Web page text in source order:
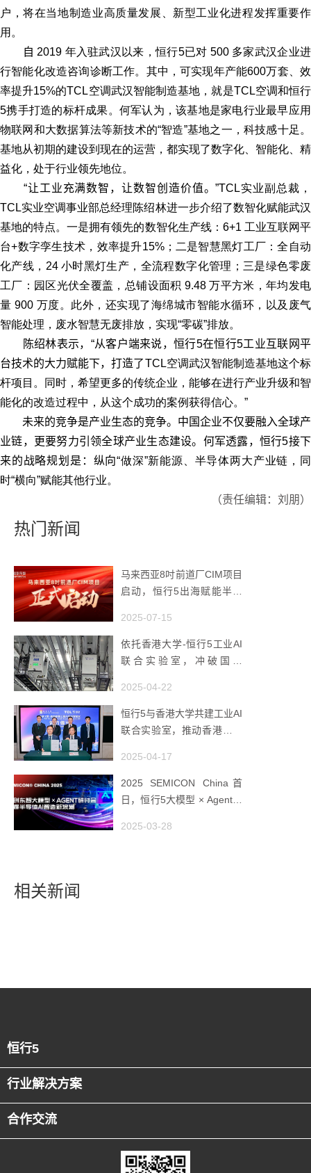
户，将在当地制造业高质量发展、新型工业化进程发挥重要作
用。
自 2019 年入驻武汉以来，恒行5已对 500 多家武汉企业进
行智能化改造咨询诊断工作。其中，可实现年产能600万套、效
率提升15%的TCL空调武汉智能制造基地，就是TCL空调和恒行
5携手打造的标杆成果。何军认为，该基地是家电行业最早应用
物联网和大数据算法等新技术的“智造”基地之一，科技感十足。
基地从初期的建设到现在的运营，都实现了数字化、智能化、精
益化，处于行业领先地位。
“让工业充满数智，让数智创造价值。”TCL实业副总裁，
TCL实业空调事业部总经理陈绍林进一步介绍了数智化赋能武汉
基地的特点。一是拥有领先的数智化生产线： 6+1 工业互联网平
台+数字孪生技术，效率提升15%；二是智慧黑灯工厂：全自动
化产线， 24 小时黑灯生产，全流程数字化管理；三是绿色零废
工厂：园区光伏全覆盖，总铺设面积 9.48万平方米，年均发电
量 900 万度。此外，还实现了海绵城市智能水循环，以及废气
智能处理，废水智慧无废排放，实现“零碳”排放。
陈绍林表示，“从客户端来说，恒行5在恒行5工业互联网平
台技术的大力赋能下，打造了TCL空调武汉智能制造基地这个标
杆项目。同时，希望更多的传统企业，能够在进行产业升级和智
能化的改造过程中，从这个成功的案例获得信心。”
未来的竞争是产业生态的竞争。中国企业不仅要融入全球产
业链，更要努力引领全球产业生态建设。何军透露，恒行5接下
来的战略规划是：纵向“做深”新能源、半导体两大产业链，同
时“横向”赋能其他行业。
（责任编辑：刘朋）
热门新闻
马来西亚8吋前道厂CIM项目
启动，恒行5出海赋能半导
2025-07-15
依托香港大学-恒行5工业AI
联合实验室，冲破国产
2025-04-22
恒行5与香港大学共建工业AI
联合实验室，推动香港成为
2025-04-17
2025 SEMICON China首
日，恒行5大模型 × Agent研
潮
2025-03-28
相关新闻
恒行5
行业解决方案
合作交流